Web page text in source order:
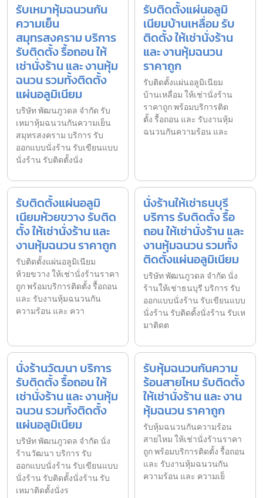
รับเหมาหุ้มฉนวนกัน
ความเย็น
สมุทรสงคราม บริการ
รับติดตั้ง รื้อถอน ให้
เช่านั่งร้าน และ งานหุ้ม
ฉนวน รวมทั้งติดตั้ง
แผ่นอลูมิเนียม
บริษัท พัฒนภูวดล จำกัด รับ
เหมาหุ้มฉนวนกันความเย็น
สมุทรสงคราม บริการ รับ
ออกแบบนั่งร้าน รับเขียนแบบ
นั่งร้าน รับติดตั้งนั่ง
รับติดตั้งแผ่นอลูมิ
เนียมบ้านเหลื่อม รับ
ติดตั้ง ให้เช่านั่งร้าน
และ งานหุ้มฉนวน
ราคาถูก
รับติดตั้งแผ่นอลูมิเนียม
บ้านเหลื่อม ให้เช่านั่งร้าน
ราคาถูก พร้อมบริการติด
ตั้ง รื้อถอน และ รับงานหุ้ม
ฉนวนกันความร้อน และ
รับติดตั้งแผ่นอลูมิ
เนียมห้วยขวาง รับติด
ตั้ง ให้เช่านั่งร้าน และ
งานหุ้มฉนวน ราคาถูก
รับติดตั้งแผ่นอลูมิเนียม
ห้วยขวาง ให้เช่านั่งร้านราคา
ถูก พร้อมบริการติดตั้ง รื้อถอน
และ รับงานหุ้มฉนวนกัน
ความร้อน และ ควา
นั่งร้านให้เช่าธนบุรี
บริการ รับติดตั้ง รื้อ
ถอน ให้เช่านั่งร้าน และ
งานหุ้มฉนวน รวมทั้ง
ติดตั้งแผ่นอลูมิเนียม
บริษัท พัฒนภูวดล จำกัด นั่ง
ร้านให้เช่าธนบุรี บริการ รับ
ออกแบบนั่งร้าน รับเขียนแบบ
นั่งร้าน รับติดตั้งนั่งร้าน รับเห
มาติดต
นั่งร้านวัฒนา บริการ
รับติดตั้ง รื้อถอน ให้
เช่านั่งร้าน และ งานหุ้ม
ฉนวน รวมทั้งติดตั้ง
แผ่นอลูมิเนียม
บริษัท พัฒนภูวดล จำกัด นั่ง
ร้านวัฒนา บริการ รับ
ออกแบบนั่งร้าน รับเขียนแบบ
นั่งร้าน รับติดตั้งนั่งร้าน รับ
เหมาติดตั้งนั่งร
รับหุ้มฉนวนกันความ
ร้อนสายไหม รับติดตั้ง
ให้เช่านั่งร้าน และ งาน
หุ้มฉนวน ราคาถูก
รับหุ้มฉนวนกันความร้อน
สายไหม ให้เช่านั่งร้านราคา
ถูก พร้อมบริการติดตั้ง รื้อถอน
และ รับงานหุ้มฉนวนกัน
ความร้อน และ ความเย็